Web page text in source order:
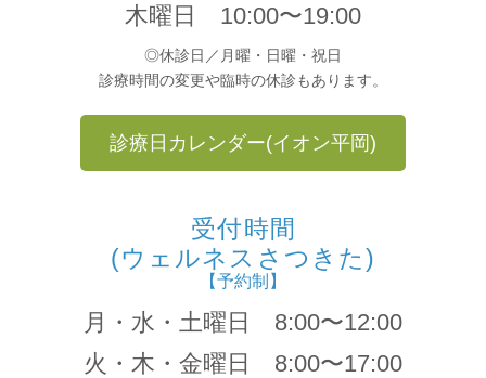
木曜日 10:00〜19:00
◎休診日／月曜・日曜・祝日
診療時間の変更や臨時の休診もあります。
診療日カレンダー(イオン平岡)
受付時間
(ウェルネスさつきた)
【予約制】
月・水・土曜日 8:00〜12:00
火・木・金曜日 8:00〜17:00